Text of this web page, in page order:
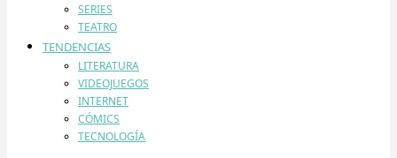
SERIES
TEATRO
TENDENCIAS
LITERATURA
VIDEOJUEGOS
INTERNET
CÓMICS
TECNOLOGÍA